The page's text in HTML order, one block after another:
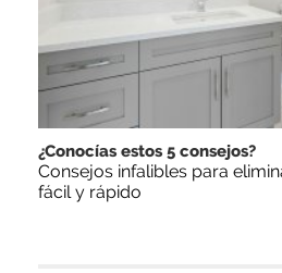
¿Conocías estos 5 consejos?
Consejos infalibles para
fácil y rápido